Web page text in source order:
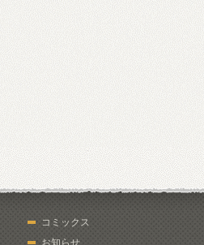
コミックス
お知らせ